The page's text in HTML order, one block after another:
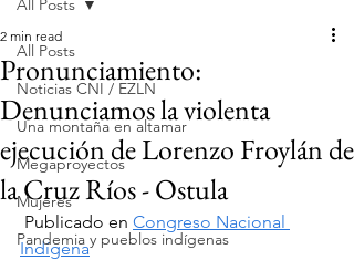
All Posts
Noticias CNI / EZLN
Una montaña en altamar
Megaproyectos
Mujeres
Pandemia y pueblos indígenas
All Posts
Pronunciamiento:
Denunciamos la violenta
ejecución de Lorenzo Froylán de
la Cruz Ríos - Ostula
2 min read
Publicado en Congreso Nacional
Indígena